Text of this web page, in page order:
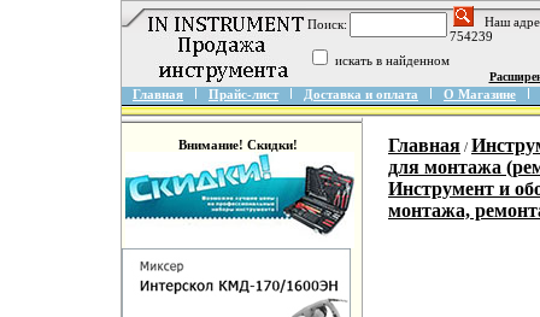
Поиск:
Наш
754239
искать в найденном
Главная Прайс-лист Доставка и оплата О Магазине
Внимание! Скидки! Главная /
для монтажа
Инструмент и
монтажа,